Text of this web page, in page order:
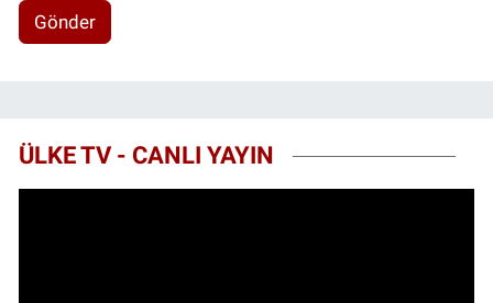
Gönder
ÜLKE TV - CANLI YAYIN